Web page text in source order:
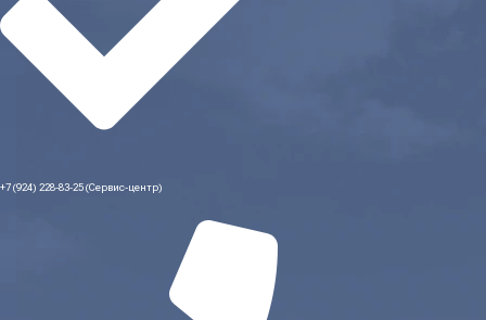
+7 (924) 228-83-25 (Сервис-центр)